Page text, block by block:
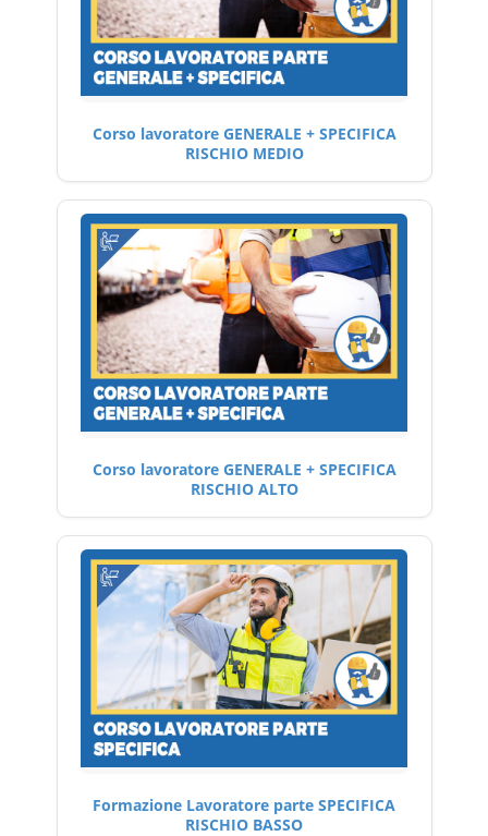
Corso lavoratore GENERALE + SPECIFICA
RISCHIO MEDIO
Corso lavoratore GENERALE + SPECIFICA
RISCHIO ALTO
Formazione Lavoratore parte SPECIFICA
RISCHIO BASSO